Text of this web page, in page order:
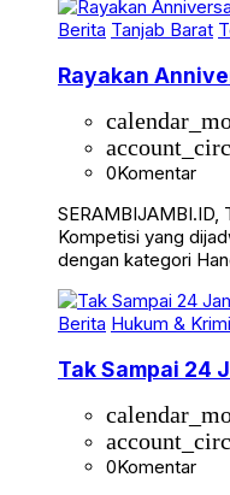
Berita Tanjab Barat
Rayakan
0Komentar
SERAMBIJAMBI.ID,
Kompetisi yang
dengan kategori
Berita Hukum &
Tak Sampai 24
0Komentar